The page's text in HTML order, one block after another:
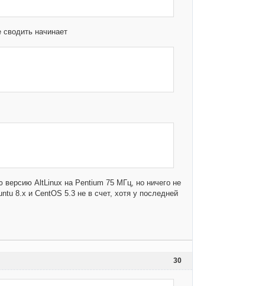
начинает
версию AltLinux на Pentium 75 МГц, но ничего не
8.x и CentOS 5.3 не в счет, хотя у последней
30